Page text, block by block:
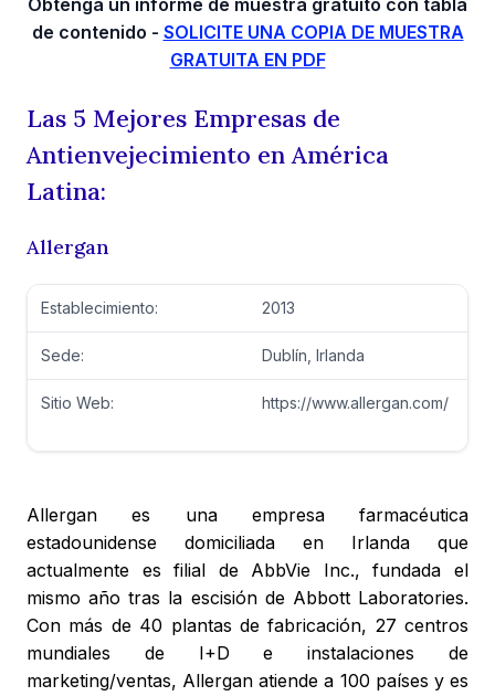
Obtenga un informe de muestra gratuito con tabla
de contenido - SOLICITE UNA COPIA DE MUESTRA
GRATUITA EN PDF
Las 5 Mejores Empresas de
Antienvejecimiento en América
Latina:
Allergan
Establecimiento: 2013
Sede: Dublín, Irlanda
Sitio Web: https://www.allergan.com/
Allergan es una empresa farmacéutica
estadounidense domiciliada en Irlanda que
actualmente es filial de AbbVie Inc., fundada el
mismo año tras la escisión de Abbott Laboratories.
Con más de 40 plantas de fabricación, 27 centros
mundiales de I+D e instalaciones de
marketing/ventas, Allergan atiende a 100 países y es